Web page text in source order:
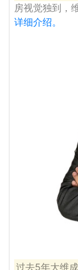
房视觉独到，
详细介绍。
过去5年大维